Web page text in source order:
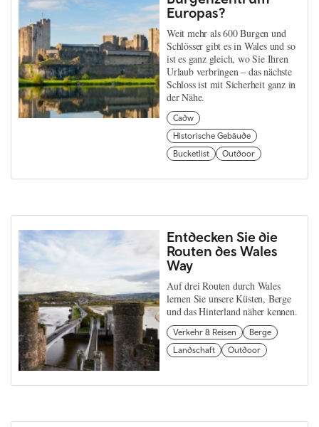
Europas?
Weit mehr als 600 Burgen und
Schlösser gibt es in Wales und so
ist es ganz gleich, wo Sie Ihren
Urlaub verbringen – das nächste
Schloss ist mit Sicherheit ganz in
der Nähe.
Cadw
Historische Gebäude
Bucketlist
Outdoor
Entdecken Sie die
Routen des Wales
Way
Auf drei Routen durch Wales
lernen Sie unsere Küsten, Berge
und das Hinterland näher kennen.
Verkehr & Reisen
Berge
Landschaft
Outdoor